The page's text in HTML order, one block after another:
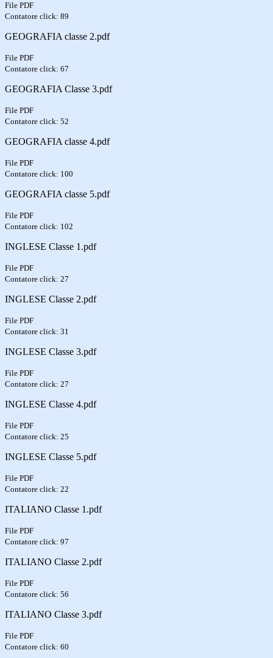
File PDF
Contatore click: 89
GEOGRAFIA classe 2.pdf
File PDF
Contatore click: 67
GEOGRAFIA Classe 3.pdf
File PDF
Contatore click: 52
GEOGRAFIA classe 4.pdf
File PDF
Contatore click: 100
GEOGRAFIA classe 5.pdf
File PDF
Contatore click: 102
INGLESE Classe 1.pdf
File PDF
Contatore click: 27
INGLESE Classe 2.pdf
File PDF
Contatore click: 31
INGLESE Classe 3.pdf
File PDF
Contatore click: 27
INGLESE Classe 4.pdf
File PDF
Contatore click: 25
INGLESE Classe 5.pdf
File PDF
Contatore click: 22
ITALIANO Classe 1.pdf
File PDF
Contatore click: 97
ITALIANO Classe 2.pdf
File PDF
Contatore click: 56
ITALIANO Classe 3.pdf
File PDF
Contatore click: 60